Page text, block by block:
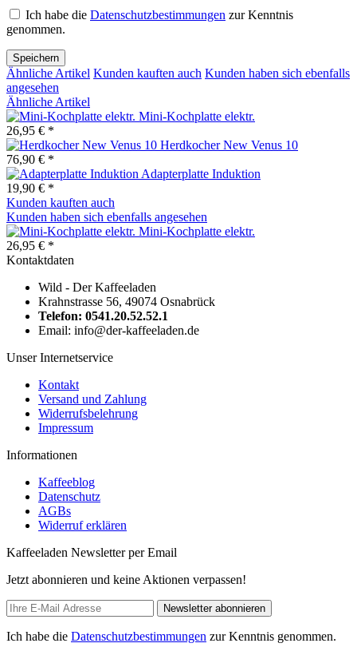
Ich habe die Datenschutzbestimmungen zur Kenntnis
genommen.
Speichern
Ähnliche Artikel Kunden kauften auch Kunden haben sich ebenfalls
angesehen
Ähnliche Artikel
Mini-Kochplatte elektr.
26,95 € *
Herdkocher New Venus 10
76,90 € *
Adapterplatte Induktion
19,90 € *
Kunden kauften auch
Kunden haben sich ebenfalls angesehen
Mini-Kochplatte elektr.
26,95 € *
Kontaktdaten
Wild - Der Kaffeeladen
Krahnstrasse 56, 49074 Osnabrück
Telefon: 0541.20.52.52.1
Email: info@der-kaffeeladen.de
Unser Internetservice
Kontakt
Versand und Zahlung
Widerrufsbelehrung
Impressum
Informationen
Kaffeeblog
Datenschutz
AGBs
Widerruf erklären
Kaffeeladen Newsletter per Email
Jetzt abonnieren und keine Aktionen verpassen!
Newsletter abonnieren
Ich habe die Datenschutzbestimmungen zur Kenntnis genommen.